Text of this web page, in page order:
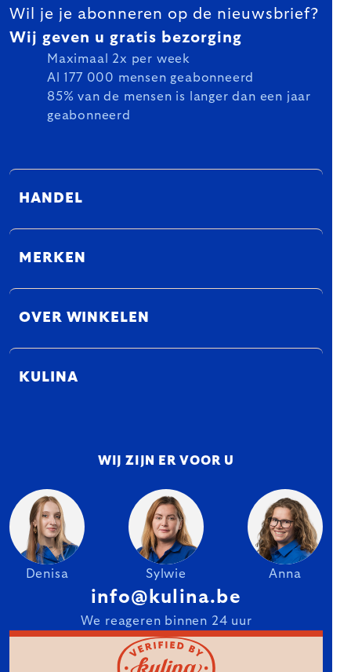
Wil je je abonneren op de nieuwsbrief?
Wij geven u gratis bezorging
Maximaal 2x per week
Al 177 000 mensen geabonneerd
85% van de mensen is langer dan een jaar
geabonneerd
HANDEL
MERKEN
OVER WINKELEN
KULINA
WIJ ZIJN ER VOOR U
Denisa Sylwie Anna
info@kulina.be
We reageren binnen 24 uur